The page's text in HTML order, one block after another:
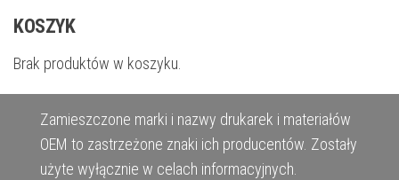
KOSZYK
Brak produktów w koszyku.
Zamieszczone marki i nazwy drukarek i materiałów
OEM to zastrzeżone znaki ich producentów. Zostały
użyte wyłącznie w celach informacyjnych.